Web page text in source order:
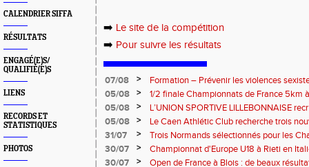
CALENDRIER SIFFA
RÉSULTATS
ENGAGÉ(E)S/
QUALIFIÉ(E)S
LIENS
RECORDS ET
STATISTIQUES
PHOTOS
➡️ Le site de la compétition
➡️ Pour suivre les résultats
07/08 >
Formation – Prévenir les violences
: le 26 septembre 2026
05/08 >
1/2 finale Championnats de France 5km
13 septembre 2026 : les informations
05/08 >
L’UNION SPORTIVE LILLEBONNAISE
rentrée 2026
05/08 >
Le Caen Athlétic Club recherche trois
civique à compter de septembre 2026
31/07 >
Trois Normands sélectionnés pour les
Eugene !
30/07 >
Championnat d'Europe U18 à Rieti en
normands
30/07 >
Open de France à Blois : de beaux